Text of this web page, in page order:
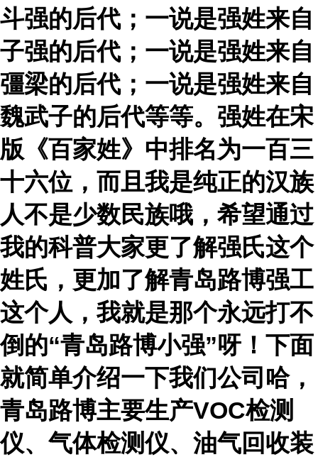
斗强的后代；一说是强姓来自
子强的后代；一说是强姓来自
彊梁的后代；一说是强姓来自
魏武子的后代等等。强姓在宋
版《百家姓》中排名为一百三
十六位，而且我是纯正的汉族
人不是少数民族哦，希望通过
我的科普大家更了解强氏这个
姓氏，更加了解青岛路博强工
这个人，我就是那个永远打不
倒的“青岛路博小强”呀！下面
就简单介绍一下我们公司哈，
青岛路博主要生产VOC检测
仪、气体检测仪、油气回收装